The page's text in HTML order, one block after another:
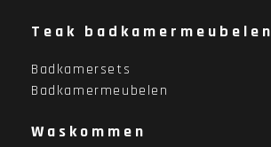
Teak badkamermeubelen
Badkamersets
Badkamermeubelen
Waskommen